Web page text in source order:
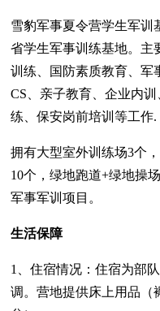
雪豹军事夏令营学生军训
省学生军事训练基地。主
训练、国防素质教育、军
CS、亲子教育、企业内
练、保安岗前培训等工作.
拥有大型室外训练场3个
10个，绿地跑道+绿地操
军事军训项目。
生活保障
1、住宿情况：住宿为部
调。营地提供床上用品（